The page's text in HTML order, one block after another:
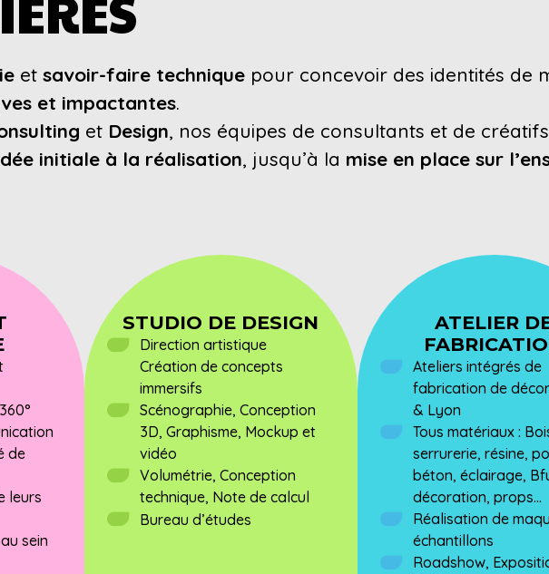
et savoir-faire technique pour concevoir des identités de
et impactantes.
et Design, nos équipes de consultants et de
initiale à la réalisation, jusqu’à la mise en place sur
de
leurs
sein
STUDIO DE DESIGN
Direction artistique
Création de concepts
immersifs
Scénographie, Conception
3D, Graphisme, Mockup et
vidéo
Volumétrie, Conception
technique, Note de calcul
Bureau d’études
ATELIER
Ateliers intégrés de
fabrication de
& Lyon
Tous matériaux :
serrurerie, résine,
béton, éclairage,
décoration, props...
Réalisation de
échantillons
Roadshow,